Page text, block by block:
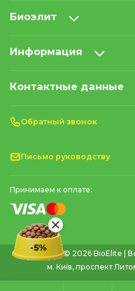
Биоэлит
Информация
Контактные данные
Обратный звонок
Письмо руководству
Принимаем к оплате:
© 2026 BioElite |
м. Київ, проспект